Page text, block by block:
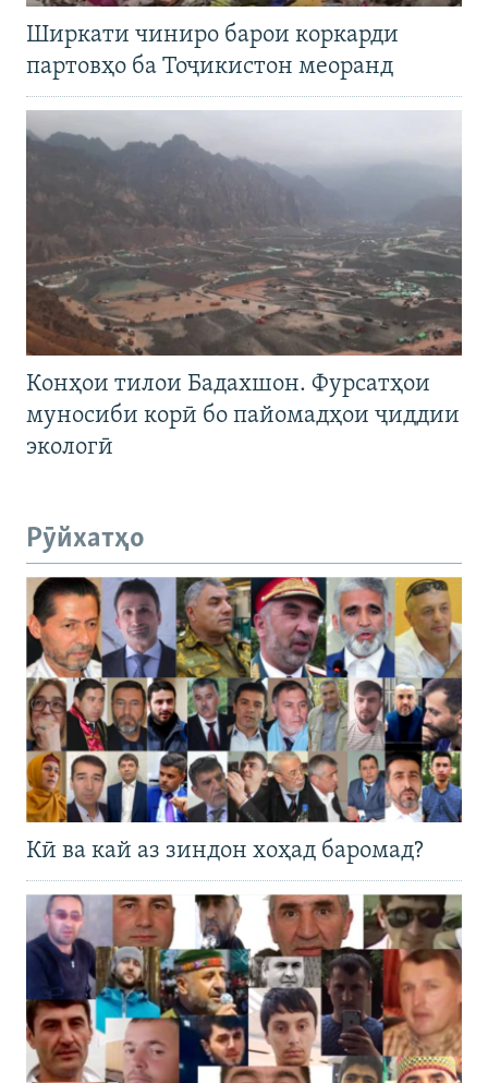
Ширкати чиниро барои коркарди
партовҳо ба Тоҷикистон меоранд
Конҳои тилои Бадахшон. Фурсатҳои
муносиби корӣ бо пайомадҳои ҷиддии
экологӣ
Рӯйхатҳо
Кӣ ва кай аз зиндон хоҳад баромад?